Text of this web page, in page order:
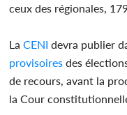
ceux des régionales,
La CENI devra publier
provisoires des
de recours, avant la
la Cour